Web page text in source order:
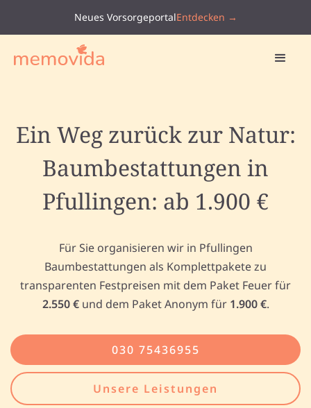
Neues VorsorgeportalEntdecken →
Ein Weg zurück zur Natur:
Baumbestattungen in
Pfullingen: ab 1.900 €
Für Sie organisieren wir in Pfullingen
Baumbestattungen als Komplettpakete zu
transparenten Festpreisen mit dem Paket Feuer für
2.550 €und dem Paket Anonym für 1.900 €.
030 75436955
Unsere Leistungen